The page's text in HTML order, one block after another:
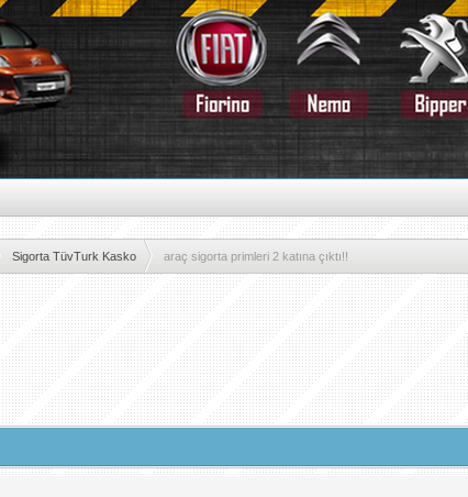
Sigorta TüvTurk Kasko araç sigorta primleri 2 katına çıktı!!